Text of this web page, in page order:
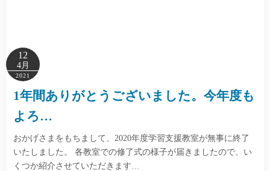
12
4月
2021
1年間ありがとうございました。今年度も
よろ…
おかげさまをもちまして、2020年度学習支援教室が無事に終了
いたしました。 各教室での修了式の様子が届きましたので、い
くつか紹介させていただきます…